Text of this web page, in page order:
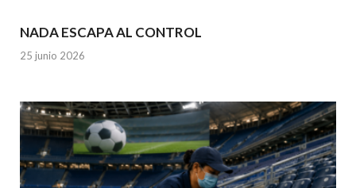
NADA ESCAPA AL CONTROL
25 junio 2026